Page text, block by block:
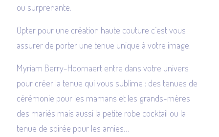
ou surprenante.
Opter pour une création haute couture c’est vous
assurer de porter une tenue unique à votre image.
Myriam Berry-Hoornaert entre dans votre univers
pour créer la tenue qui vous sublime : des tenues de
cérémonie pour les mamans et les grands-mères
des mariés mais aussi la petite robe cocktail ou la
tenue de soirée pour les amies…